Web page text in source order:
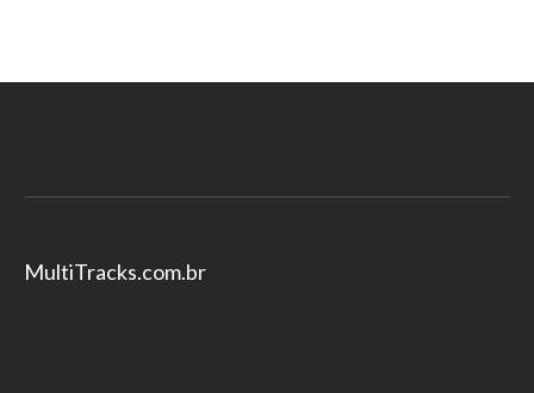
MultiTracks.com.br